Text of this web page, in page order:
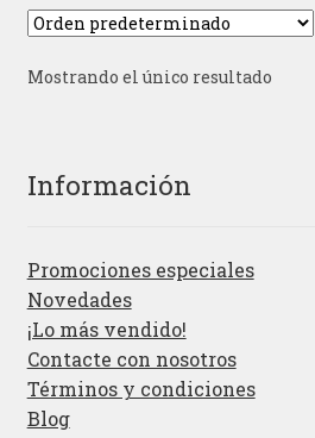
Mostrando el único resultado
Información
Promociones especiales
Novedades
¡Lo más vendido!
Contacte con nosotros
Términos y condiciones
Blog